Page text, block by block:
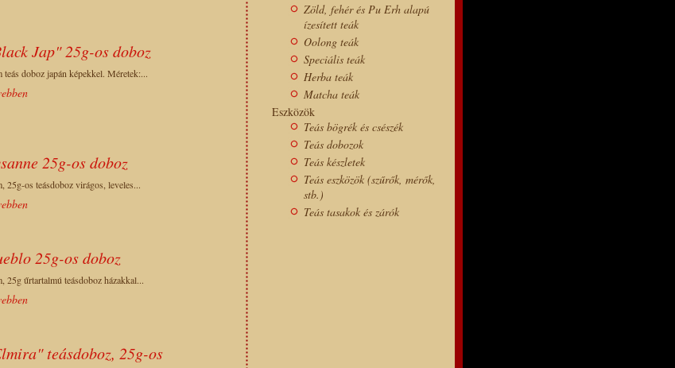
Jap" 25g-os doboz
teás doboz japán képekkel. Méretek:...
25g-os doboz
25g-os teásdoboz virágos, leveles...
25g-os doboz
25g űrtartalmú teásdoboz házakkal...
teásdoboz, 25g-os
Zöld, fehér és Pu Erh alapú
ízesített teák
Oolong teák
Speciális teák
Herba teák
Matcha teák
Eszközök
Teás bögrék és csészék
Teás dobozok
Teás készletek
Teás eszközök (szűrők, mérők,
stb.)
Teás tasakok és zárók